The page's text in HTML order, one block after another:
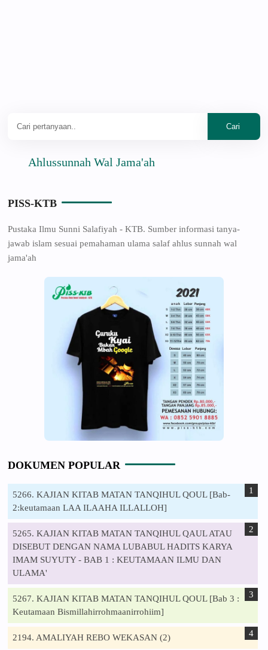
Ahlussunnah Wal Jama'ah
PISS-KTB
Pustaka Ilmu Sunni Salafiyah - KTB. Sumber informasi tanya-
jawab islam sesuai pemahaman ulama salaf ahlus sunnah wal
jama'ah
DOKUMEN POPULAR
5266. KAJIAN KITAB MATAN TANQIHUL QOUL [Bab-
2:keutamaan LAA ILAAHA ILLALLOH]
5265. KAJIAN KITAB MATAN TANQIHUL QAUL ATAU
DISEBUT DENGAN NAMA LUBABUL HADITS KARYA
IMAM SUYUTY - BAB 1 : KEUTAMAAN ILMU DAN
ULAMA'
5267. KAJIAN KITAB MATAN TANQIHUL QOUL [Bab 3 :
Keutamaan Bismillahirrohmaanirrohiim]
2194. AMALIYAH REBO WEKASAN (2)